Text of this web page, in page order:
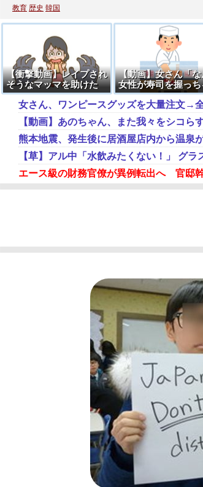
教育 歴史 韓国
【衝撃動画】レイプされ
そうなマッマを助けた
男、手が震えまくる
【動画】女さん「
女性が寿司を握っ
けないの？」
女さん、ワンピースグッズを大量注文→
熊本地震、発生後に居酒屋店内から温泉
【草】アル中「水飲みたくない！」 グラ
エース級の財務官僚が異例転出へ 官邸